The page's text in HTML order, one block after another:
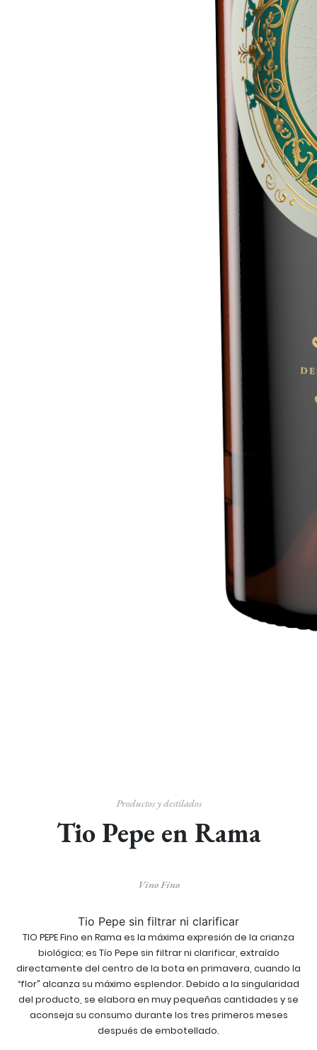
Productos y destilados
Tio Pepe en Rama
Vino Fino
Tio Pepe sin filtrar ni clarificar
TIO PEPE Fino en Rama es la máxima expresión de la crianza
biológica; es Tío Pepe sin filtrar ni clarificar, extraído
directamente del centro de la bota en primavera, cuando la
“flor” alcanza su máximo esplendor. Debido a la singularidad
del producto, se elabora en muy pequeñas cantidades y se
aconseja su consumo durante los tres primeros meses
después de embotellado.